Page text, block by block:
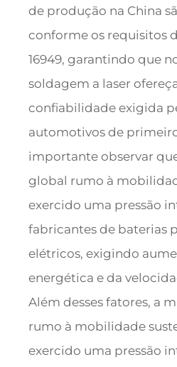
de produção na China
conforme os requisitos
16949, garantindo que
soldagem a laser
confiabilidade exigida
automotivos de
importante observar
global rumo à
exercido uma pressão
fabricantes de baterias
elétricos, exigindo
energética e da
Além desses fatores, a
rumo à mobilidade
exercido uma pressão